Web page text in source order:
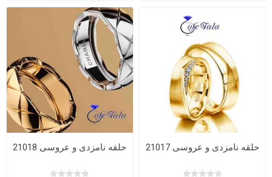
حلقه نامزدی و عروسی 21017 حلقه نامزدی و عروسی 21018